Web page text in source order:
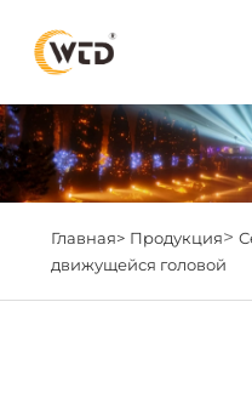
Главная> Продукция>
движущейся головой